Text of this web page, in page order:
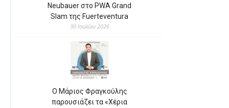
Neubauer στο PWA Grand
Slam της Fuerteventura
30 Ιουλίου 2026
Ο Μάριος Φραγκούλης
παρουσιάζει τα «Χέρια